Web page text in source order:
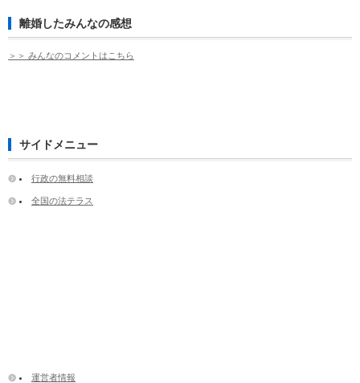
離婚したみんなの感想
＞＞ みんなのコメントはこちら
サイドメニュー
行政の無料相談
全国の法テラス
運営者情報